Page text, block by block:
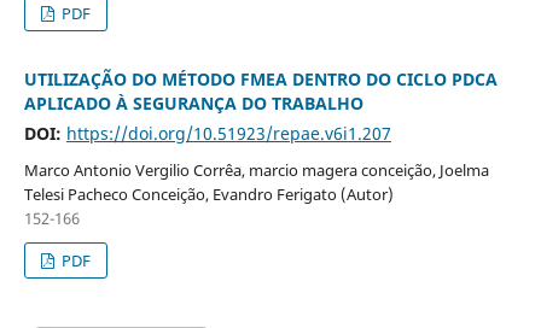
PDF
UTILIZAÇÃO DO MÉTODO FMEA DENTRO DO CICLO PDCA
APLICADO À SEGURANÇA DO TRABALHO
DOI: https://doi.org/10.51923/repae.v6i1.207
Marco Antonio Vergilio Corrêa, marcio magera conceição, Joelma
Telesi Pacheco Conceição, Evandro Ferigato (Autor)
152-166
PDF